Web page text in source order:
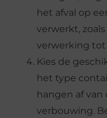
het afval op
verwerkt,
verwerking
Kies de
het type
hangen af van
verbouwing.